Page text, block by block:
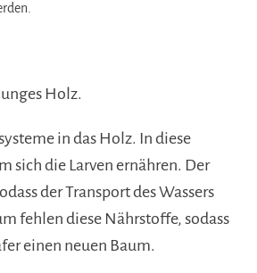
Holz.
in das Holz. In diese
sich die Larven ernähren. Der
der Transport des Wassers
fehlen diese Nährstoffe, sodass
einen neuen Baum.